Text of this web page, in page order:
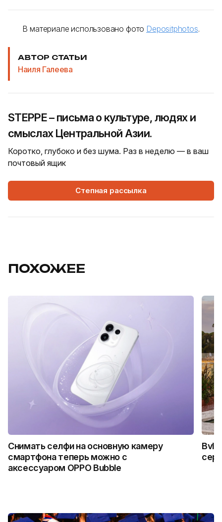
В материале использовано фото Depositphotos.
АВТОР СТАТЬИ
Наиля Галеева
STEPPE – письма о культуре, людях и
смыслах Центральной Азии.
Коротко, глубоко и без шума. Раз в неделю — в ваш
почтовый ящик
Степная рассылка
ПОХОЖЕЕ
Снимать селфи на основную камеру
смартфона теперь можно с
аксессуаром OPPO Bubble